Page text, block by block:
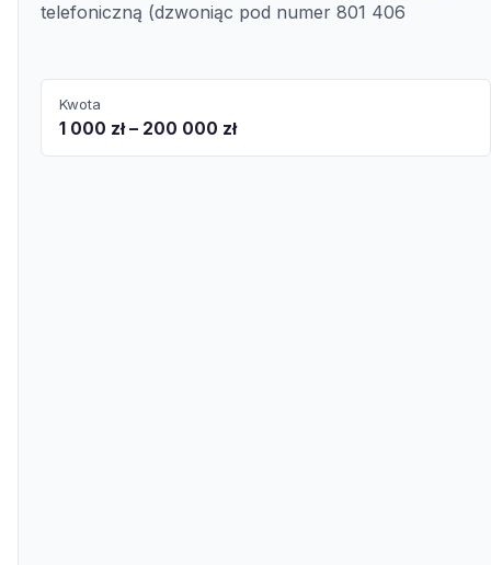
telefoniczną (dzwoniąc pod numer 801 406
Kwota
1 000 zł – 200 000 zł